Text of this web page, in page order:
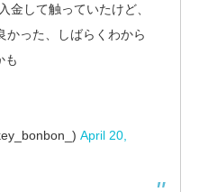
金して触っていたけど、
かった、しばらくわから
も
April 20,